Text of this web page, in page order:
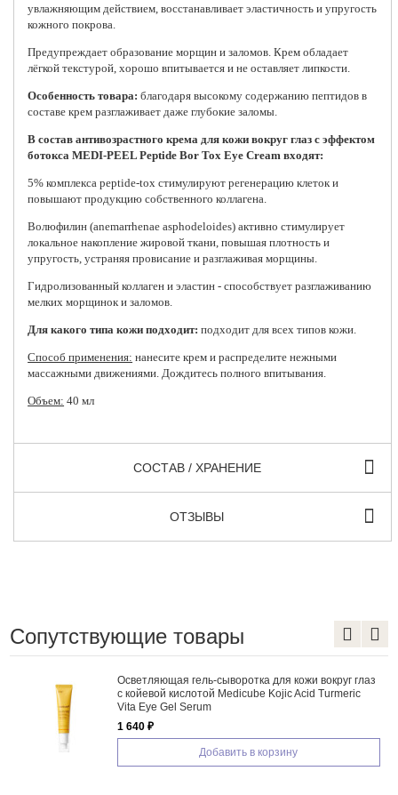
увлажняющим действием, восстанавливает эластичность и упругость
кожного покрова.
Предупреждает образование морщин и заломов. Крем обладает
лёгкой текстурой, хорошо впитывается и не оставляет липкости.
Особенность товара: благодаря высокому содержанию пептидов в
составе крем разглаживает даже глубокие заломы.
В состав антивозрастного крема для кожи вокруг глаз с эффектом
ботокса MEDI-PEEL Peptide Bor Tox Eye Cream входят:
5% комплекса peptide-tox стимулируют регенерацию клеток и
повышают продукцию собственного коллагена.
Волюфилин (anemarrhenae asphodeloides) активно стимулирует
локальное накопление жировой ткани, повышая плотность и
упругость, устраняя провисание и разглаживая морщины.
Гидролизованный коллаген и эластин - способствует разглаживанию
мелких морщинок и заломов.
Для какого типа кожи подходит: подходит для всех типов кожи.
Способ применения: нанесите крем и распределите нежными
массажными движениями. Дождитесь полного впитывания.
Объем: 40 мл
СОСТАВ / ХРАНЕНИЕ
ОТЗЫВЫ
Сопутствующие товары
Осветляющая гель-сыворотка для кожи вокруг глаз
с койевой кислотой Medicube Kojic Acid Turmeric
Vita Eye Gel Serum
1 640 ₽
Добавить в корзину